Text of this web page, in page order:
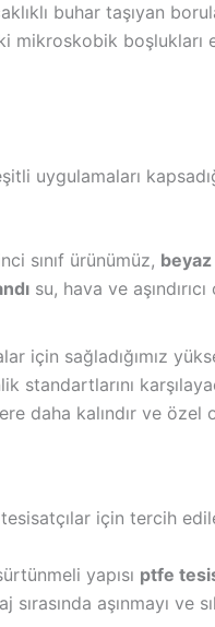
buhar taşıyan
mikroskobik
uygulamaları
sınıf ürünümüz,
su, hava ve
için sağladığımız
standartlarını
daha kalındır ve
için tercih
yapısı ptfe
aşınmayı ve